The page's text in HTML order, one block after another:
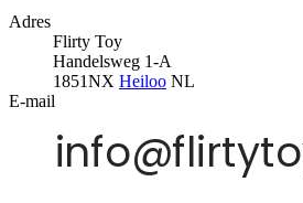
Adres
Flirty Toy
Handelsweg 1-A
1851NX Heiloo NL
E-mail